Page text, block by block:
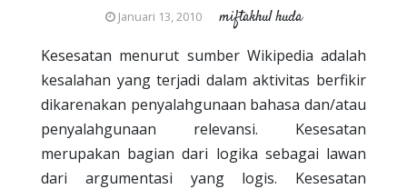
Januari 13, 2010 miftakhul huda
Kesesatan menurut sumber Wikipedia adalah
kesalahan yang terjadi dalam aktivitas berfikir
dikarenakan penyalahgunaan bahasa dan/atau
penyalahgunaan relevansi. Kesesatan
merupakan bagian dari logika sebagai lawan
dari argumentasi yang logis. Kesesatan